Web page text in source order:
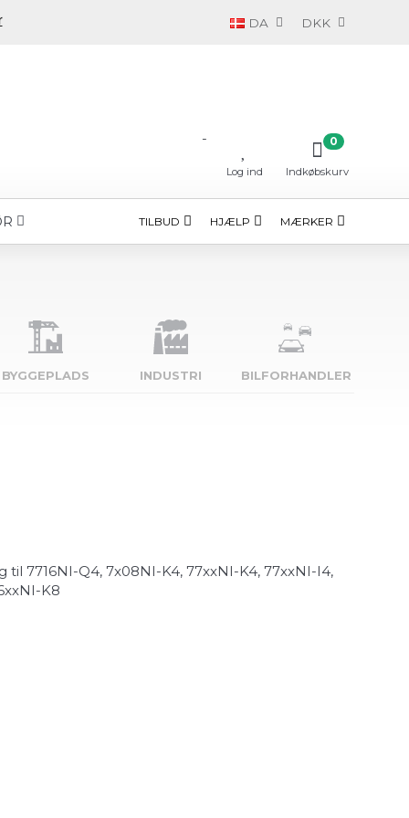
DA DKK
-
Log ind Indkøbskurv
0
TILBUD HJÆLP MÆRKER
BYGGE­PLADS INDUSTRI BILFORHANDLER
til 7716NI-Q4, 7x08NI-K4, 77xxNI-K4, 77xxNI-I4,
K8